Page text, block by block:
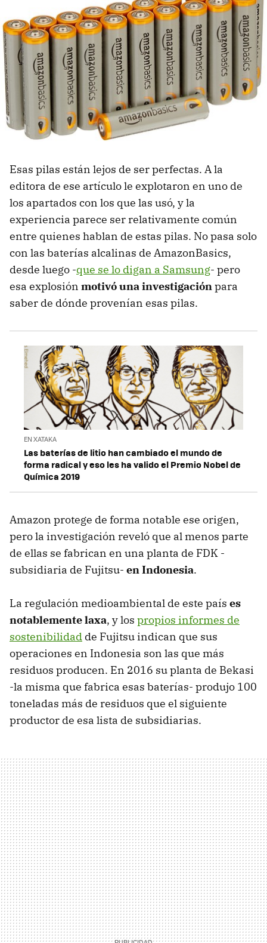
Esas pilas están lejos de ser perfectas. A la
editora de ese artículo le explotaron en uno de
los apartados con los que las usó, y la
experiencia parece ser relativamente común
entre quienes hablan de estas pilas. No pasa solo
con las baterías alcalinas de AmazonBasics,
desde luego -que se lo digan a Samsung- pero
esa explosión motivó una investigaciónpara
saber de dónde provenían esas pilas.
EN XATAKA
Las baterías de litio han cambiado el mundo de
forma radical y eso les ha valido el Premio Nobel de
Química 2019
Amazon protege de forma notable ese origen,
pero la investigación reveló que al menos parte
de ellas se fabrican en una planta de FDK -
subsidiaria de Fujitsu- en Indonesia.
La regulación medioambiental de este país es
notablemente laxa, y los propios informes de
sostenibilidad de Fujitsu indican que sus
operaciones en Indonesia son las que más
residuos producen. En 2016 su planta de Bekasi
-la misma que fabrica esas baterías- produjo 100
toneladas más de residuos que el siguiente
productor de esa lista de subsidiarias.